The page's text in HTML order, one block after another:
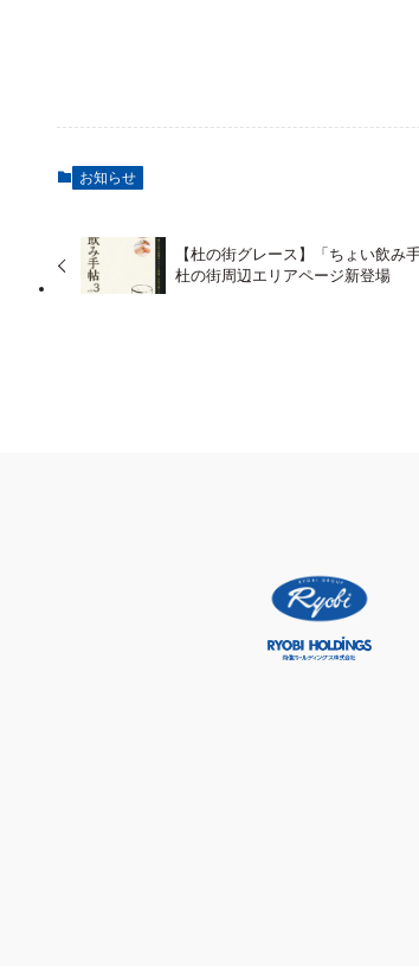
お知らせ
【杜の街グレース】「ちょい飲み
杜の街周辺エリアページ新登場